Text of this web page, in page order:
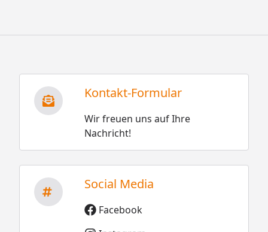
Kontakt-Formular
Wir freuen uns auf Ihre
Nachricht!
Social Media
Facebook